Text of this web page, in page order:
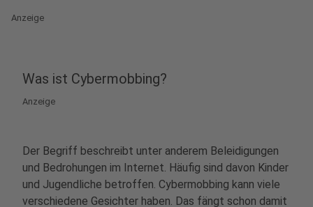
Anzeige
Was ist Cybermobbing?
Anzeige
Der Begriff beschreibt unter anderem Beleidigungen
und Bedrohungen im Internet. Häufig sind davon Kinder
und Jugendliche betroffen. Cybermobbing kann viele
verschiedene Gesichter haben. Das fängt schon damit